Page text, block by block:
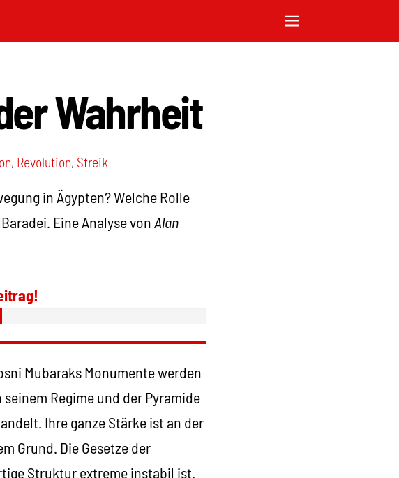
Wahrheit
, Revolution, Streik
in Ägypten? Welche Rolle
Eine Analyse von Alan
Mubaraks Monumente werden
Regime und der Pyramide
Ihre ganze Stärke ist an der
Grund. Die Gesetze der
Struktur extreme instabil ist.